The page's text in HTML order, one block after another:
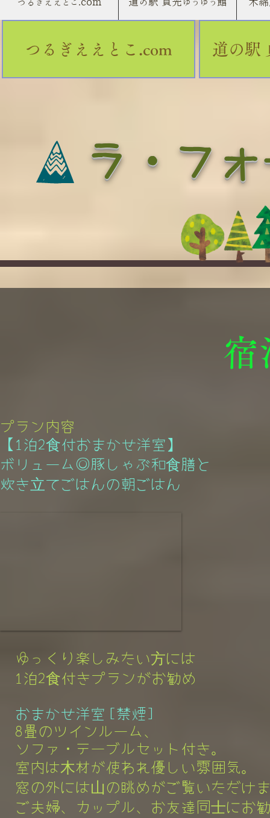
つるぎええとこ.com 道の駅
ラ・フォ
宿
プラン内容
【1泊2食付おまかせ洋室】
ボリューム◎豚しゃぶ和食膳と
炊き立てごはんの朝ごはん
ゆっくり楽しみたい方には
1泊2食付きプランがお勧め
おまかせ洋室 [禁煙]
8畳のツインルーム、
ソファ・テーブルセット付き。
室内は木材が使われ優しい雰囲気。
窓の外には山の眺めがご覧いただけ
ご夫婦、カップル、お友達同士にお